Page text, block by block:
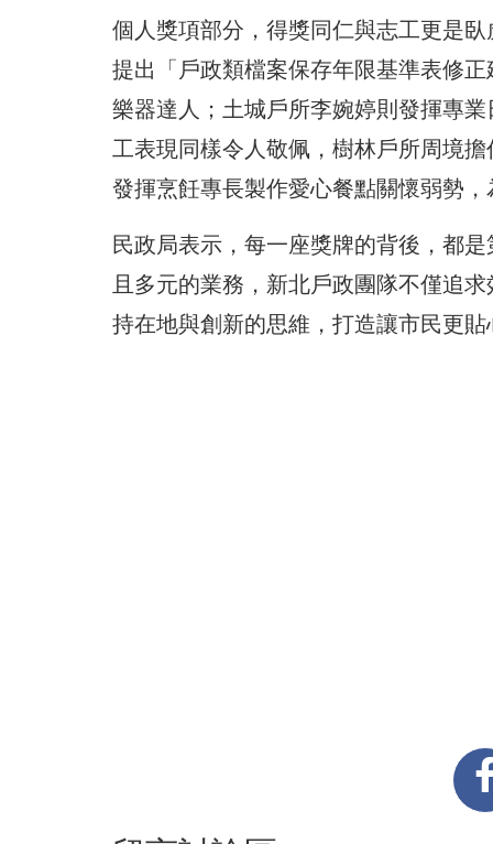
個人獎項部分，得獎同仁與志工更是
提出「戶政類檔案保存年限基準表修
樂器達人；土城戶所李婉婷則發揮專
工表現同樣令人敬佩，樹林戶所周境
發揮烹飪專長製作愛心餐點關懷弱勢，
民政局表示，每一座獎牌的背後，都
且多元的業務，新北戶政團隊不僅追
持在地與創新的思維，打造讓市民更貼